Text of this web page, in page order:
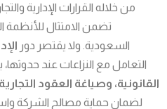
من خلاله القرارات الإدارية
تضمن الامتثال للأنظمة
السعودية. ولا يقتصر دور
التعامل مع النزاعات عند
القانونية، وصياغة العقود
لضمان حماية مصالح الشركة